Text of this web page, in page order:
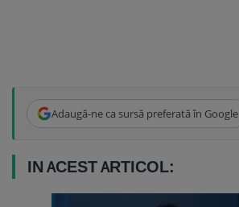
Adaugă-ne ca sursă preferată în Google
IN ACEST ARTICOL: